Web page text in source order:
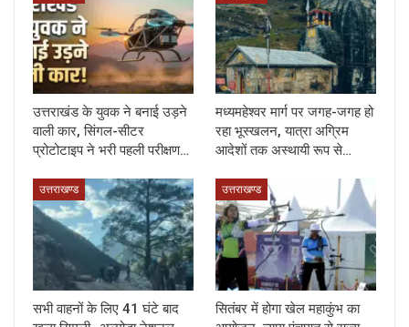
उत्तराखंड के युवक ने बनाई उड़ने
वाली कार, सिंगल-सीटर
प्रोटोटाइप ने भरी पहली परीक्षण…
मध्यमहेश्वर मार्ग पर जगह-जगह हो
रहा भूस्खलन, यात्रा अग्रिम
आदेशों तक अस्थायी रूप से…
उत्तराखण्ड
सभी वाहनों के लिए 41 घंटे बाद
उत्तराखण्ड
सितंबर में होगा खेल महाकुंभ का